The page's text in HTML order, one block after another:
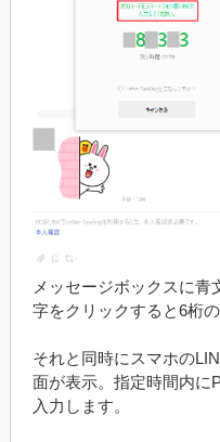
メッセージボックスに
字をクリックすると6桁
それと同時にスマホの
面が表示。指定時間内に
入力します。